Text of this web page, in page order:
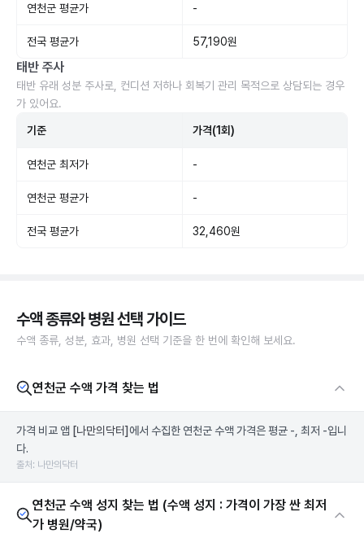
연천군 평균가 -
전국 평균가 57,190원
태반 주사
태반 유래 성분 주사로, 컨디션 저하나 회복기 관리 목적으로 상담되는 경우
가 있어요.
기준 가격(1회)
연천군 최저가 -
연천군 평균가 -
전국 평균가 32,460원
수액 종류와 병원 선택 가이드
수액 종류, 성분, 효과, 병원 선택 기준을 한 번에 확인해 보세요.
연천군 수액 가격 찾는 법
가격 비교 앱 [나만의닥터] 에서 수집한 연천군 수액 가격은 평균 -, 최저 -입니
다.
출처: 나만의닥터
연천군 수액 성지 찾는 법 (수액 성지 : 가격이 가장 싼 최저
가 병원/약국)